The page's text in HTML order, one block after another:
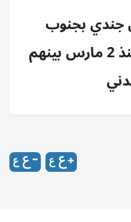
جندي بجنوب
لبنان ليرتفع عدد القتلى إلى 26 منذ 2 مارس بينهم